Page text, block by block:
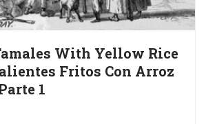
With Yellow Rice
Fritos Con Arroz
1